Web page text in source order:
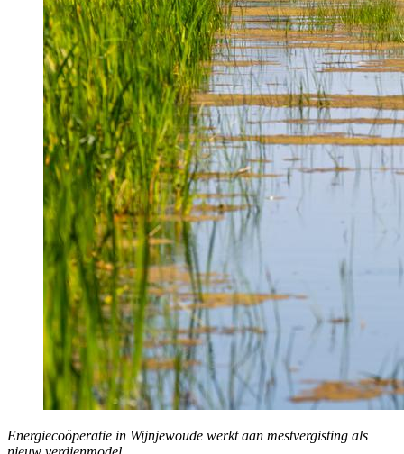
Energiecoöperatie in Wijnjewoude werkt aan mestvergisting als